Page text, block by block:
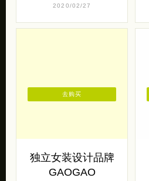
2020/02/27
独立女装设计品牌
GAOGAO
去购买